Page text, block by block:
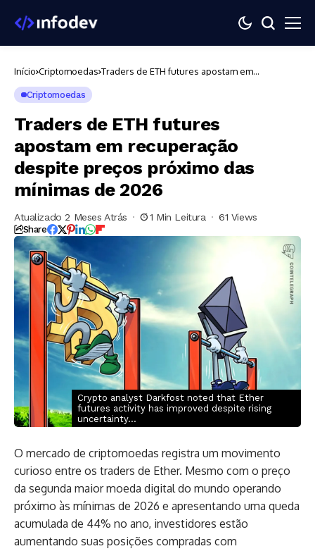
Início Criptomoedas Traders de ETH futures apostam em
Criptomoedas
Traders de ETH futures
apostam em recuperação
despite preços próximo das
mínimas de 2026
Atualizado 2 Meses Atrás 1 Min Leitura 61 Views
Share
Crypto analyst Darkfost noted that Ether
futures activity has improved despite rising
uncertainty...
O mercado de criptomoedas registra um movimento
curioso entre os traders de Ether. Mesmo com o preço
da segunda maior moeda digital do mundo operando
próximo às mínimas de 2026 e apresentando uma queda
acumulada de 44% no ano, investidores estão
aumentando suas posições compradas com